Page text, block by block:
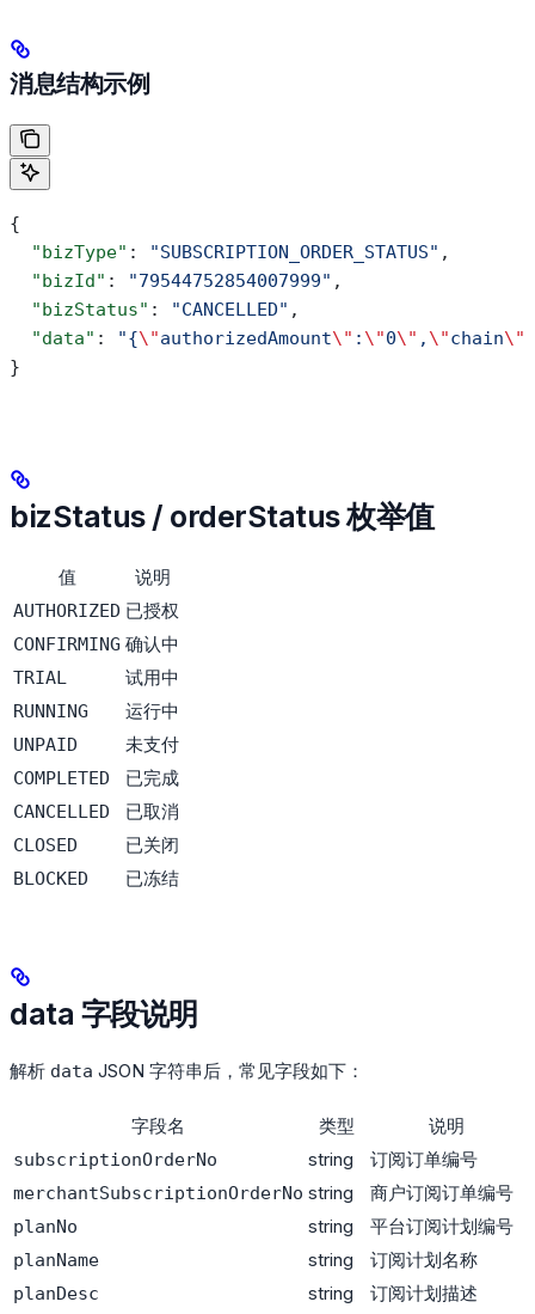
消息结构示例
{
  "bizType"
: "SUBSCRIPTION_ORDER_STATUS" ,
  "bizId"
: "79544752854007999" ,
  "bizStatus"
: "CANCELLED" ,
  "data"
: "{\"authorizedAmount\" : \"0\" , \"chain\"
}
bizStatus / orderStatus 枚举值
值 说明
AUTHORIZED 已授权
CONFIRMING 确认中
TRIAL 试用中
RUNNING 运行中
UNPAID 未支付
COMPLETED 已完成
CANCELLED 已取消
CLOSED 已关闭
BLOCKED 已冻结
data 字段说明
解析 data JSON 字符串后，常见字段如下：
字段名 类型 说明
subscriptionOrderNo string 订阅订单编号
merchantSubscriptionOrderNo string 商户订阅订单编号
planNo string 平台订阅计划编号
planName string 订阅计划名称
planDesc string 订阅计划描述